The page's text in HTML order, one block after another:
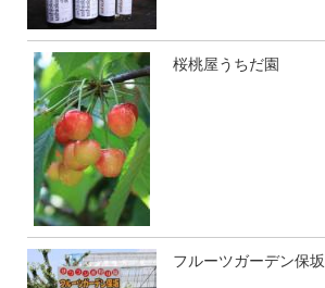
桜桃屋うちだ園
フルーツガーデン保坂